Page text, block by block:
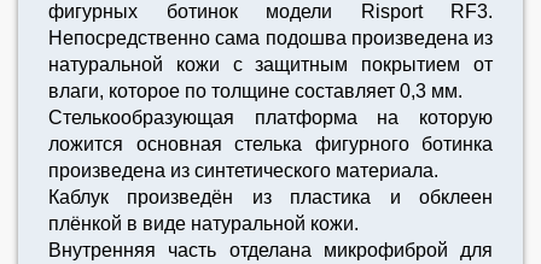
фигурных ботинок модели Risport RF3.
Непосредственно сама подошва произведена из
натуральной кожи с защитным покрытием от
влаги, которое по толщине составляет 0,3 мм.
Стелькообразующая платформа на которую
ложится основная стелька фигурного ботинка
произведена из синтетического материала.
Каблук произведён из пластика и обклеен
плёнкой в виде натуральной кожи.
Внутренняя часть отделана микрофиброй для